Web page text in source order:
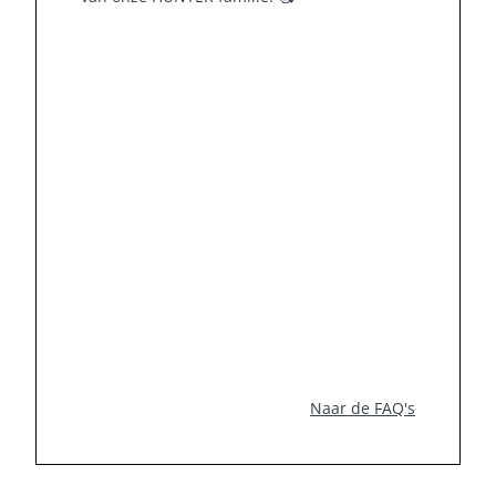
Naar de FAQ's